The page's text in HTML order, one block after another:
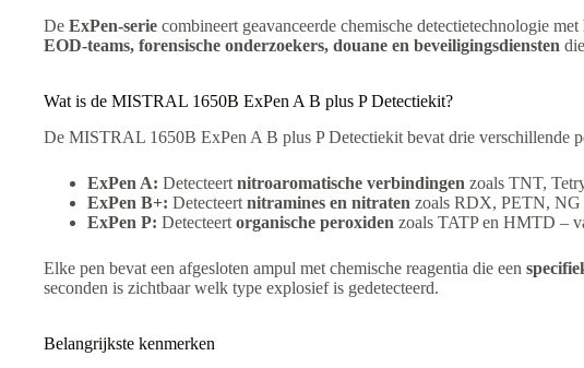
De ExPen-serie combineert geavanceerde chemische detectietechnologie
EOD-teams, forensische onderzoekers, douane en beveiligingsdiensten
Wat is de MISTRAL 1650B ExPen A B plus P Detectiekit?
De MISTRAL 1650B ExPen A B plus P Detectiekit bevat drie verschillende
ExPen A: Detecteert nitroaromatische verbindingen zoals TNT,
ExPen B+: Detecteert nitramines en nitraten zoals RDX, PETN, NG
ExPen P: Detecteert organische peroxiden zoals TATP en HMTD –
Elke pen bevat een afgesloten ampul met chemische reagentia die een
seconden is zichtbaar welk type explosief is gedetecteerd.
Belangrijkste kenmerken